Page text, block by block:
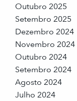
Outubro 2025
Setembro 2025
Dezembro 2024
Novembro 2024
Outubro 2024
Setembro 2024
Agosto 2024
Julho 2024